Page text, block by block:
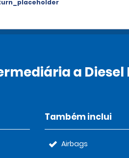
a Diesel
Também inclui
Airbags